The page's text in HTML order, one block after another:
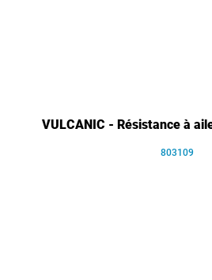
VULCANIC - Résistance à
803109